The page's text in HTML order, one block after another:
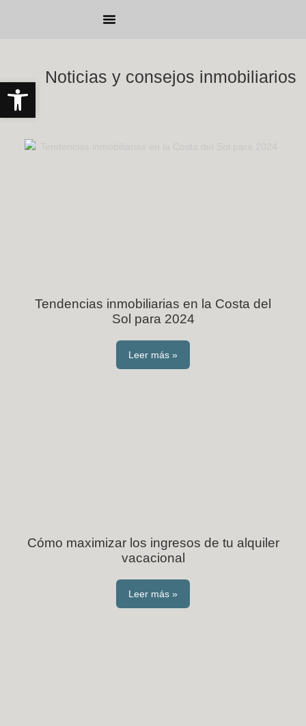
Noticias y consejos inmobiliarios
Tendencias inmobiliarias en la Costa del
Sol para 2024
Leer más »
Cómo maximizar los ingresos de tu alquiler
vacacional
Leer más »
Abrir barra de herramientas